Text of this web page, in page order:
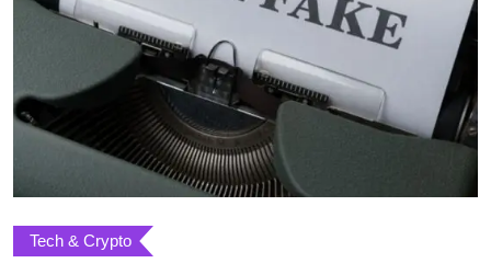
Tech & Crypto